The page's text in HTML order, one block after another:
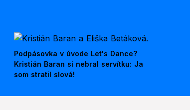
Podpásovka v úvode Let's Dance?
Kristián Baran si nebral servítku: Ja
som stratil slová!